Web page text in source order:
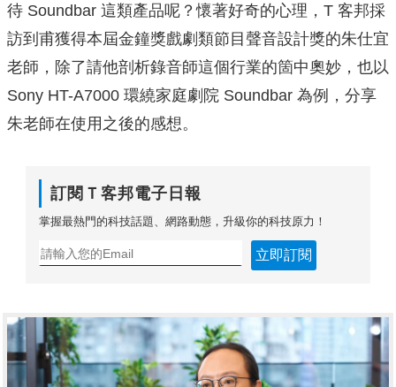
待 Soundbar 這類產品呢？懷著好奇的心理，T 客邦採
訪到甫獲得本屆金鐘獎戲劇類節目聲音設計獎的朱仕宜
老師，除了請他剖析錄音師這個行業的箇中奧妙，也以
Sony HT-A7000 環繞家庭劇院 Soundbar 為例，分享
朱老師在使用之後的感想。
訂閱Ｔ客邦電子日報
掌握最熱門的科技話題、網路動態，升級你的科技原力！
立即訂閱